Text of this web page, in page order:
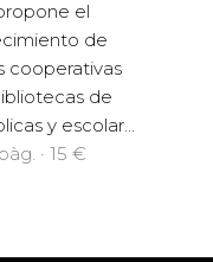
el
de
cooperativas
de
y escolar...
· 15 €